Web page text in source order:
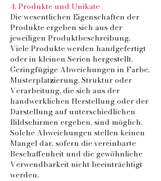
4. Produkte und Unikate
Die wesentlichen Eigenschaften der
Produkte ergeben sich aus der
jeweiligen Produktbeschreibung.
Viele Produkte werden handgefertigt
oder in kleinen Serien hergestellt.
Geringfügige Abweichungen in Farbe,
Musterplatzierung, Struktur oder
Verarbeitung, die sich aus der
handwerklichen Herstellung oder der
Darstellung auf unterschiedlichen
Bildschirmen ergeben, sind möglich.
Solche Abweichungen stellen keinen
Mangel dar, sofern die vereinbarte
Beschaffenheit und die gewöhnliche
Verwendbarkeit nicht beeinträchtigt
werden.